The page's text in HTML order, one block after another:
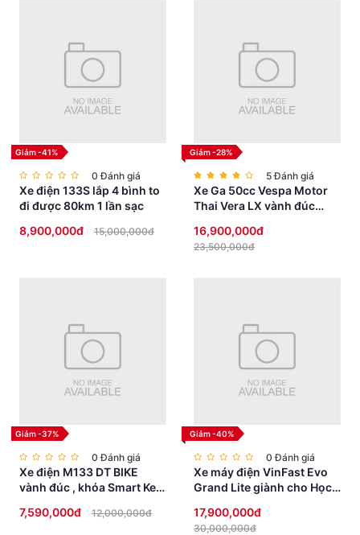
Địa chỉ mua xe máy điện uy tín nhất Quận Hà Đông.
Giảm -41%
0 Đánh giá
Xe điện 133S lắp 4 bình to
đi được 80km 1 lần sạc
8,900,000đ
15,000,000đ
Giảm -28%
5 Đánh giá
Xe Ga 50cc Vespa Motor
Thai Vera LX vành đúc
16,900,000đ
23,500,000đ
Giảm -37%
0 Đánh giá
Xe điện M133 DT BIKE
vành đúc , khóa Smart Key
cao cấp
7,590,000đ 12,000,000đ
Giảm -40%
0 Đánh giá
Xe máy điện VinFast Evo
Grand Lite giành cho Học
17,900,000đ
30,000,000đ